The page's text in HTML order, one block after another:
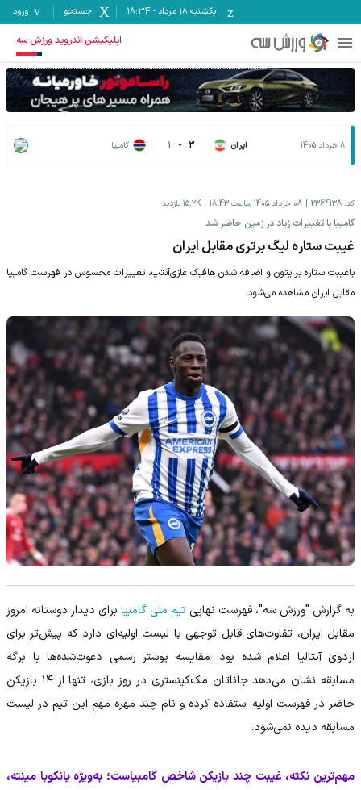
یکشنبه ۱۸ مرداد -
18:34 جستجو ورود
اپلیکیشن اندروید ورزش سه
8 خرداد 1405 ایران 3
-
1 گامبیا
کد: 2364138 08 خرداد 1405 ساعت 18:43 15.2K بازدید
گامبیا با تغییرات زیاد در زمین حاضر شد
غیبت ستاره لیگ برتری مقابل ایران
باغیبت ستاره برایتون و اضافه شدن هافبک غازی‌آنتپ، تغییرات محسوس در فهرست گامبیا
مقابل ایران مشاهده می‌شود.
به گزارش "ورزش سه"، فهرست نهایی تیم ملی گامبیا برای دیدار دوستانه امروز
مقابل ایران، تفاوت‌های قابل توجهی با لیست اولیه‌ای دارد که پیش‌تر برای
اردوی آنتالیا اعلام شده بود. مقایسه پوستر رسمی دعوت‌شده‌ها با برگه
مسابقه نشان می‌دهد جاناتان مک‌کینستری در روز بازی، تنها از ۱۴ بازیکن
حاضر در فهرست اولیه استفاده کرده و نام چند مهره مهم این تیم در لیست
مسابقه دیده نمی‌شود.
مهم‌ترین نکته، غیبت چند بازیکن شاخص گامبیاست؛ به‌ویژه یانکوبا مینته،